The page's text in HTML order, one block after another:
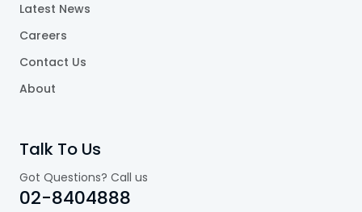
Latest News
Careers
Contact Us
About
Talk To Us
Got Questions? Call us
02-8404888